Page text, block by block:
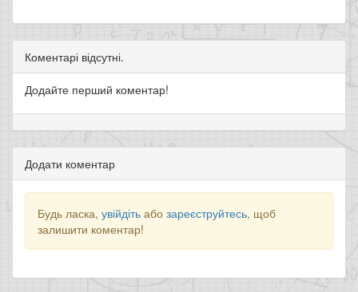
Коментарі відсутні.
Додайте перший коментар!
Додати коментар
Будь ласка, увійдіть або зареєструйтесь, щоб
залишити коментар!